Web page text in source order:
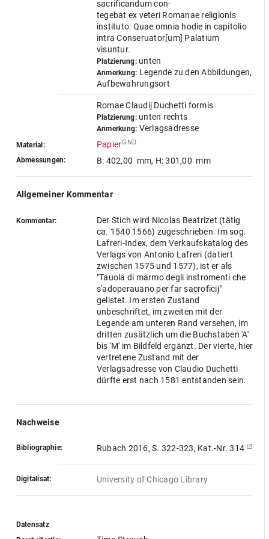
sacrificandum con-
tegebat ex veteri Romanae religionis
instituto: Quae omnia hodie in capitolio
intra Conseruator[um] Palatium
visuntur.
Platzierung:unten
Anmerkung: Legende zu den Abbildungen,
Aufbewahrungsort
Romae Claudij Duchetti formis
Platzierung:unten rechts
Anmerkung: Verlagsadresse
Material: PapierGND
Abmessungen: B: 402,00 mm, H: 301,00 mm
Allgemeiner Kommentar
Kommentar:
Der Stich wird Nicolas Beatrizet (tätig
ca. 1540 1566) zugeschrieben. Im sog.
Lafreri-Index, dem Verkaufskatalog des
Verlags von Antonio Lafreri (datiert
zwischen 1575 und 1577), ist er als
"Tauola di marmo degli instromenti che
s'adoperauano per far sacroficij"
gelistet. Im ersten Zustand
unbeschriftet, im zweiten mit der
Legende am unteren Rand versehen, im
dritten zusätzlich um die Buchstaben 'A'
bis 'M' im Bildfeld ergänzt. Der vierte, hier
vertretene Zustand mit der
Verlagsadresse von Claudio Duchetti
dürfte erst nach 1581 entstanden sein,
abgeschlossen war. Claudio Ducchetti
Nachweise
Bibliographie: Rubach 2016, S. 322-323, Kat.-Nr. 314
Digitalisat: University of Chicago Library
Datensatz